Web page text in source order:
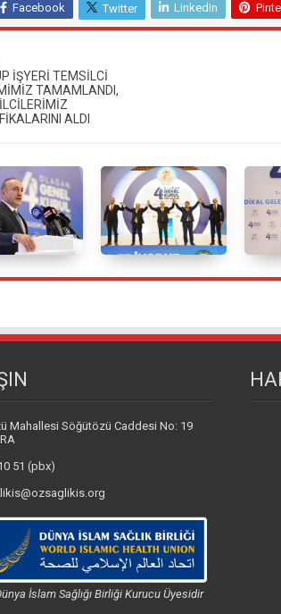
Facebook Twitter LinkedIn
İŞYERİ TEMSİLCİ
TAMAMLANDI,
ALDI
Mahallesi Söğütözü Caddesi No: 19
51 (pbx)
İslam Sağlığı Birliği Kurucu Üyesidir